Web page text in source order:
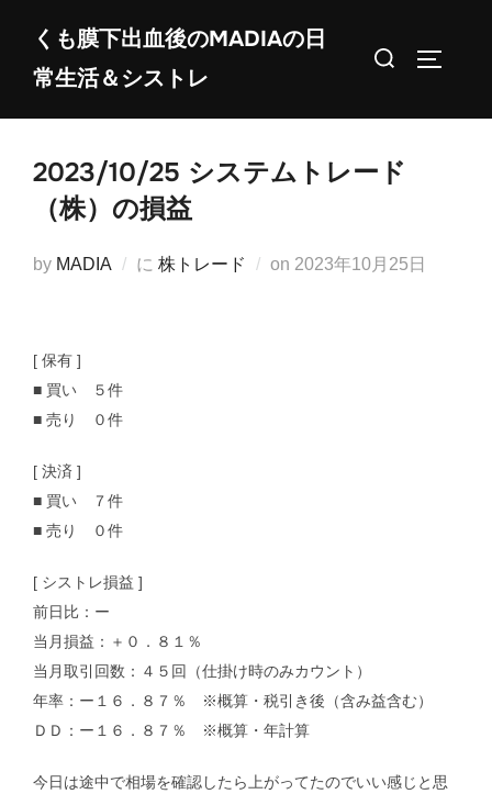
くも膜下出血後のMADIAの日
常生活＆シストレ
検
2023/10/25 システムトレード
（株）の損益
by MADIA に 株トレード on 投
2023年10月25日
[ 保有 ]
■ 買い ５件
■ 売り ０件
[ 決済 ]
■ 買い ７件
■ 売り ０件
[ シストレ損益 ]
前日比：ー
当月損益：＋０．８１％
当月取引回数：４５回（仕掛け時のみカウント）
年率：ー１６．８７％ ※概算・税引き後（含み益含む）
ＤＤ：ー１６．８７％ ※概算・年計算
今日は途中で相場を確認したら上がってたのでいい感じと思